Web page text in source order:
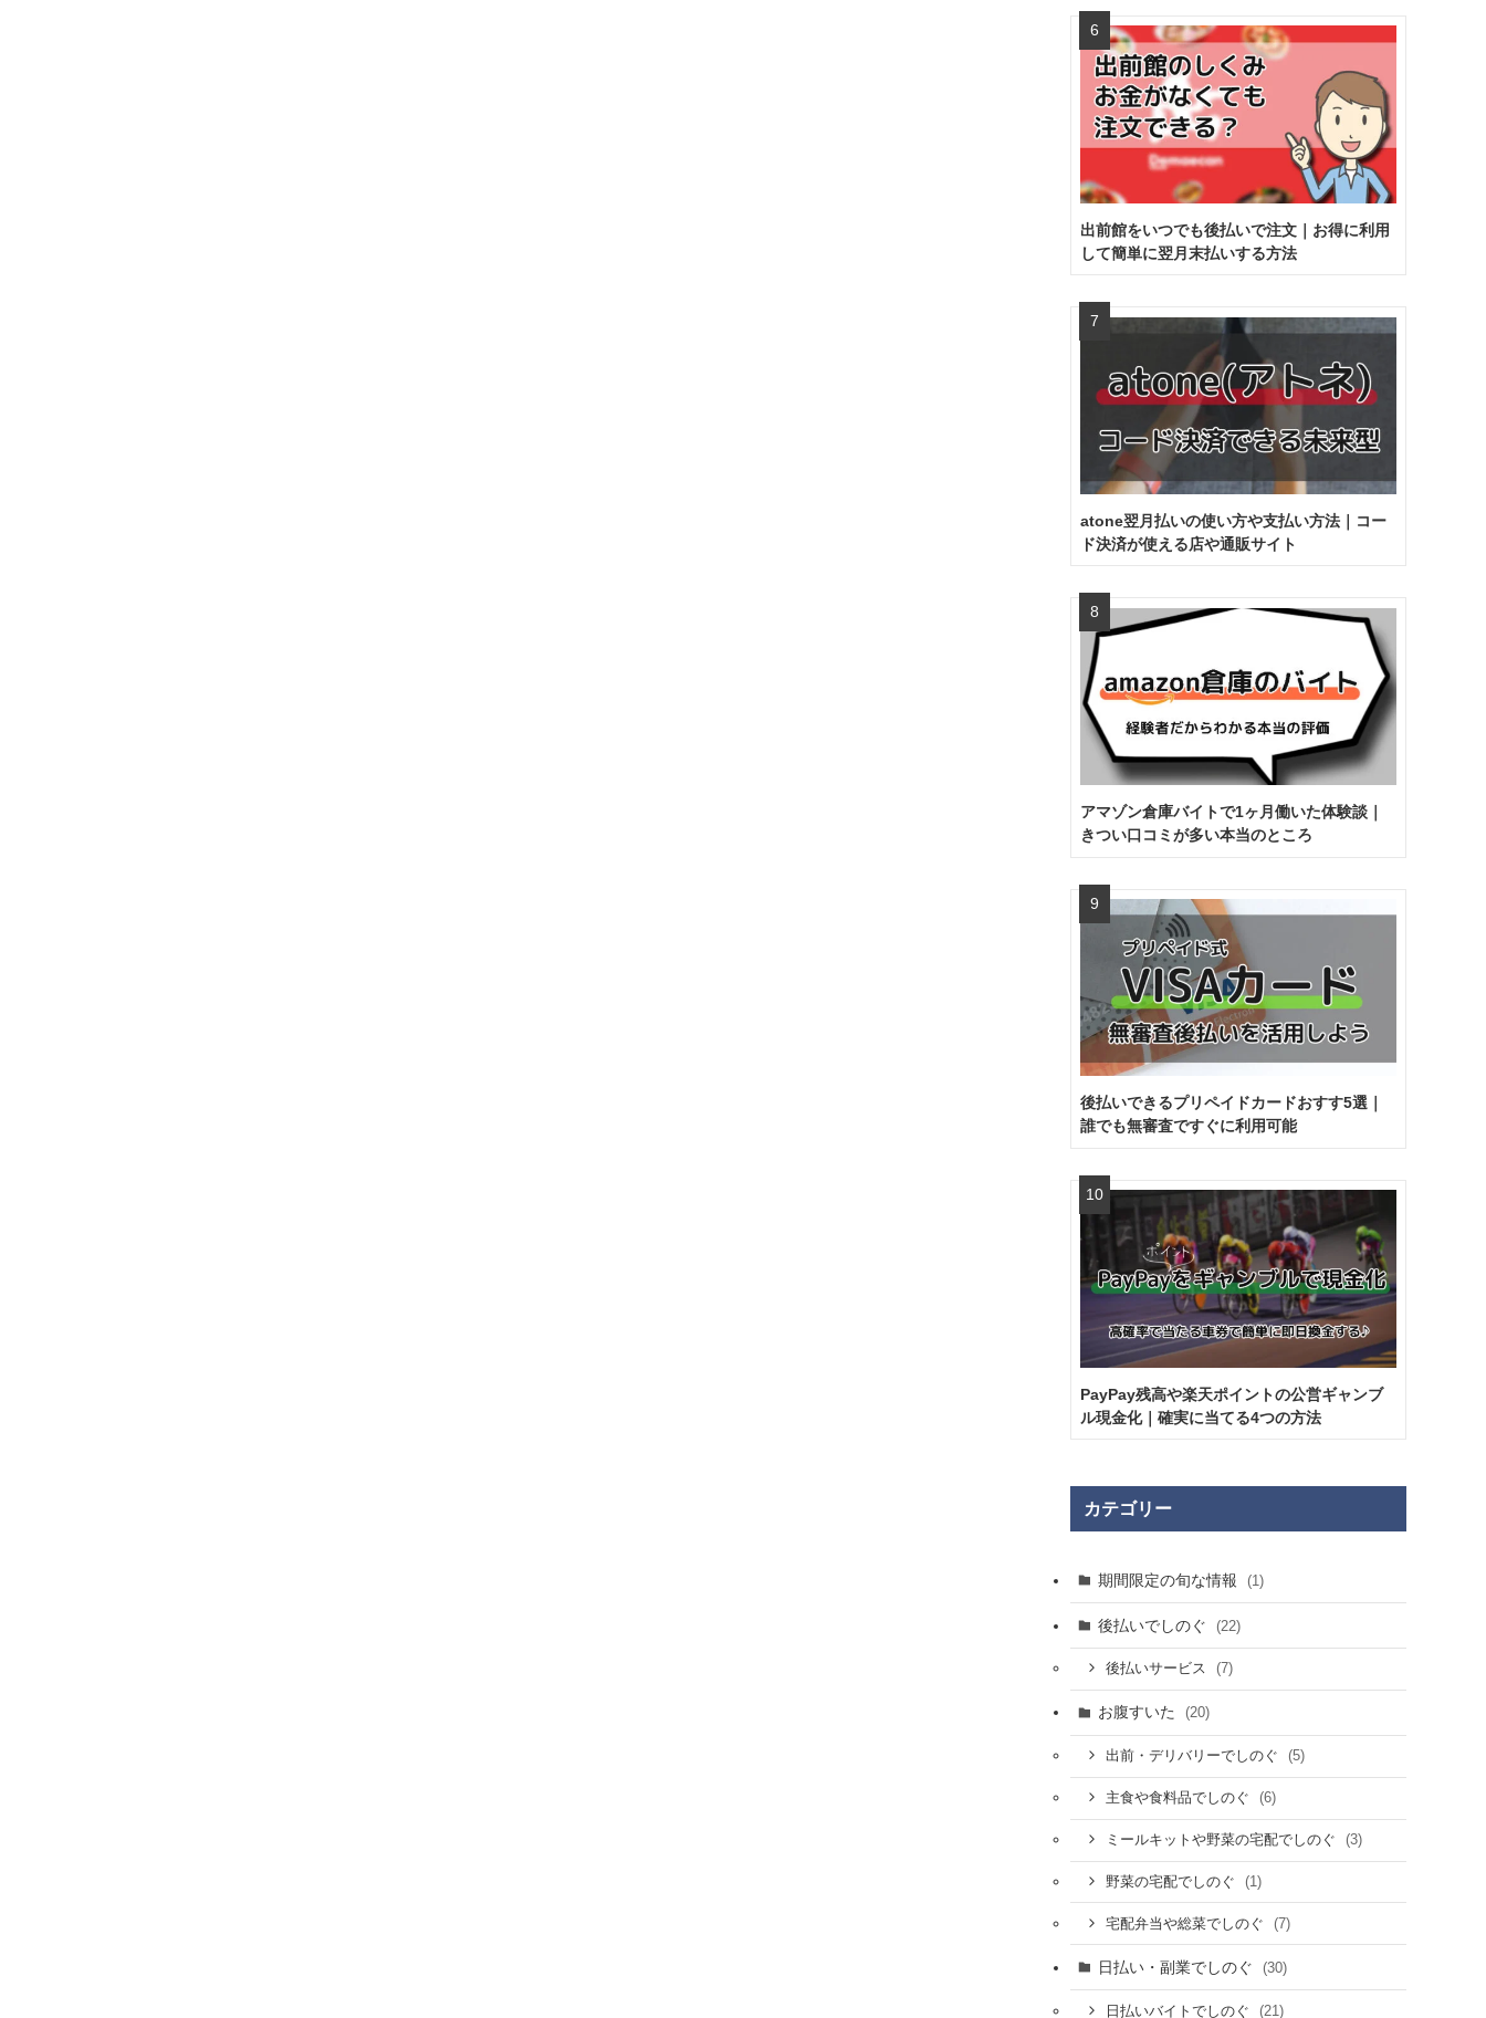
出前館をいつでも後払いで注文｜お得に利用
して簡単に翌月末払いする方法
atone翌月払いの使い方や支払い方法｜コー
ド決済が使える店や通販サイト
アマゾン倉庫バイトで1ヶ月働いた体験談｜
きつい口コミが多い本当のところ
後払いできるプリペイドカードおすす5選｜
誰でも無審査ですぐに利用可能
PayPay残高や楽天ポイントの公営ギャンブ
ル現金化｜確実に当てる4つの方法
カテゴリー
期間限定の旬な情報 (1)
後払いでしのぐ (22)
後払いサービス (7)
お腹すいた (20)
出前・デリバリーでしのぐ (5)
主食や食料品でしのぐ (6)
ミールキットや野菜の宅配でしのぐ (3)
野菜の宅配でしのぐ (1)
宅配弁当や総菜でしのぐ (7)
日払い・副業でしのぐ (30)
日払いバイトでしのぐ (21)